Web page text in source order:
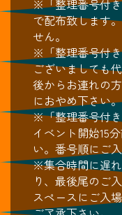
※「整理番号付
で配布致します
せん。
※「整理番号付
ございましても
後からお連れの
におやめ下さい。
※「整理番号付き
イベント開始15
い。番号順にご
※集合時間に遅
り、最後尾のご
スペースにご入